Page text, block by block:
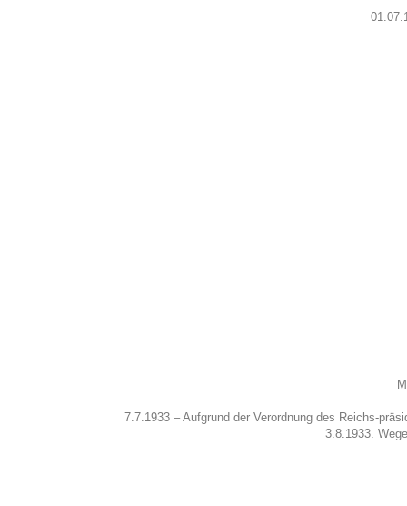
7.7.1933 – Aufgrund der Verordnung des Reichs-
3.8.1933.